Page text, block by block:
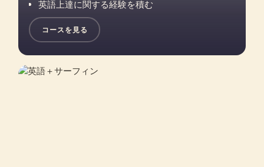
英語上達に関する経験を積む
コースを見る